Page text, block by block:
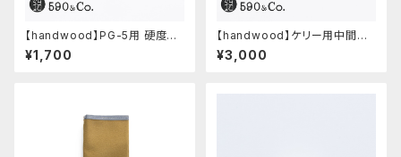
【handwood】PG-5用 硬度表
示窓 (真鍮/丸窓)
¥1,700
【handwood】ケリー用中間パ
ーツ/カスタムグリップ (多条/ス
テンレス)
¥3,000